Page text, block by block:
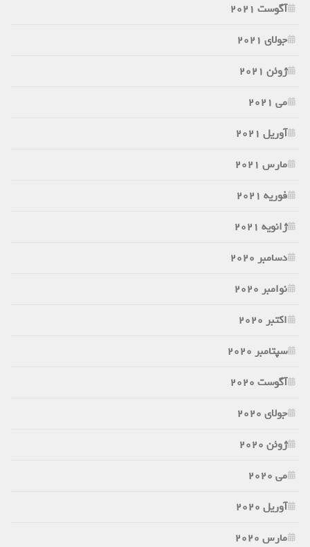
آگوست 2021
جولای 2021
ژوئن 2021
می 2021
آوریل 2021
مارس 2021
فوریه 2021
ژانویه 2021
دسامبر 2020
نوامبر 2020
اکتبر 2020
سپتامبر 2020
آگوست 2020
جولای 2020
ژوئن 2020
می 2020
آوریل 2020
مارس 2020